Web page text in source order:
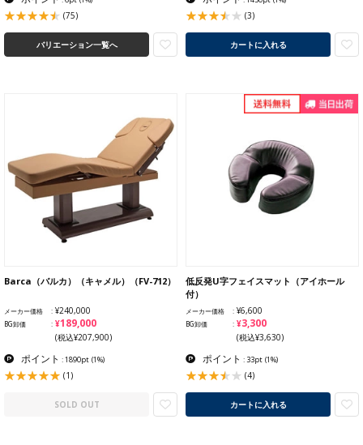
(75)
バリエーション一覧へ
(3)
カートに入れる
Barca（バルカ）（キャメル）（FV-712）
メーカー価格 ¥240,000
BG卸価 ¥189,000
(税込¥207,900)
ポイント : 1890pt (1%)
(1)
SOLD OUT
低反発U字フェイスマット（アイホール
付）
メーカー価格 ¥6,600
BG卸価 ¥3,300
(税込¥3,630)
ポイント : 33pt (1%)
(4)
カートに入れる